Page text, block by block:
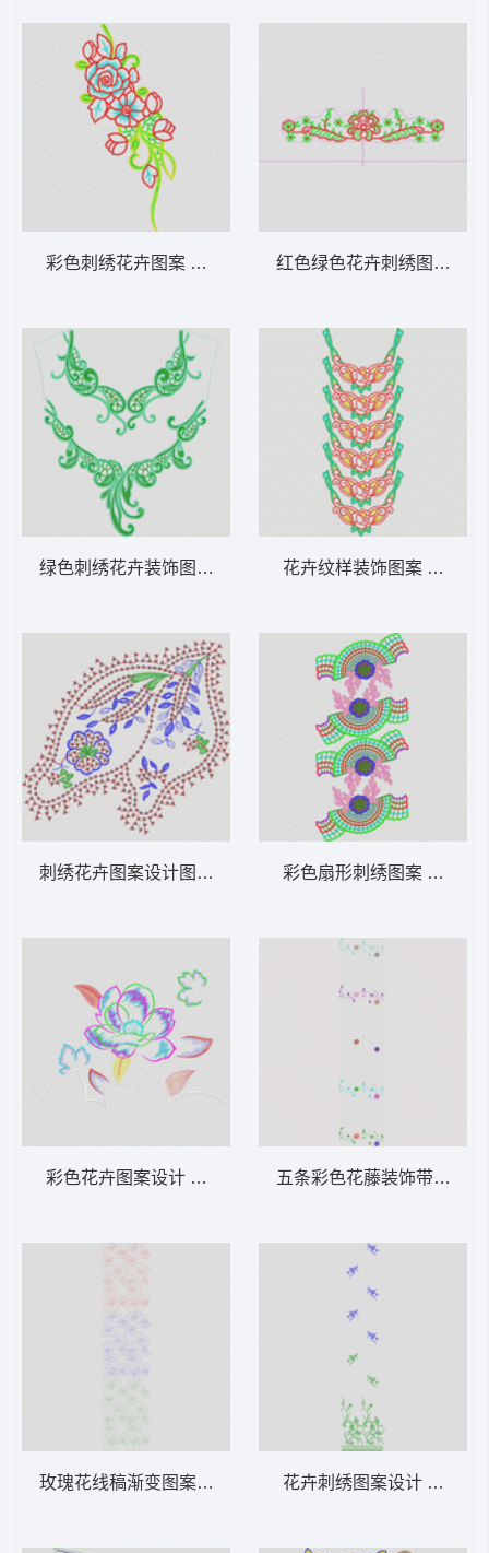
彩色刺绣花卉图案 烫花条
绿色刺绣花卉装饰图案 衣领烫
刺绣花卉图案设计图 亮片 珠片花朵
彩色花卉图案设计 家纺大花
玫瑰花线稿渐变图案 玫瑰花
红色绿色花卉刺绣图案 简
花卉纹样装饰图案 衣领花
彩色扇形刺绣图案 半圆扇
五条彩色花藤装饰带 窗帘
花卉刺绣图案设计 窗帘